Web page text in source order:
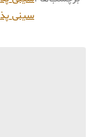
استفاده به‌عنوان
سینی